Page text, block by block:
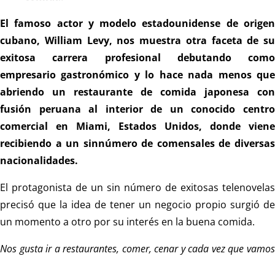
El famoso actor y modelo estadounidense de origen
cubano, William Levy, nos muestra otra faceta de su
exitosa carrera profesional debutando como
empresario gastronómico y lo hace nada menos que
abriendo un restaurante de comida japonesa con
fusión peruana al interior de un conocido centro
comercial en Miami, Estados Unidos, donde viene
recibiendo a un sinnúmero de comensales de diversas
nacionalidades.
El protagonista de un sin número de exitosas telenovelas
precisó que la idea de tener un negocio propio surgió de
un momento a otro por su interés en la buena comida.
Nos gusta ir a restaurantes, comer, cenar y cada vez que vamos